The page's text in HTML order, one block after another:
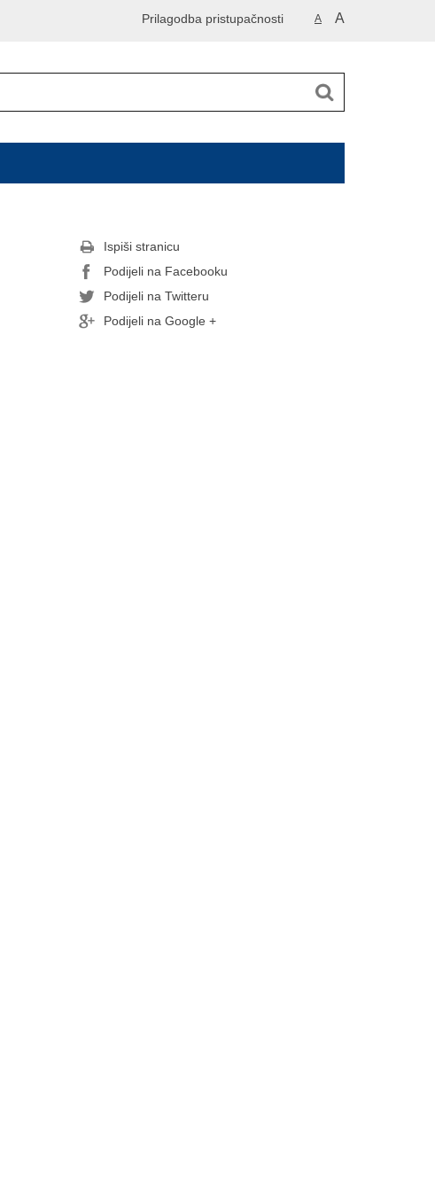
A A
Prilagodba pristupačnosti
Ispiši stranicu
Podijeli na Facebooku
Podijeli na Twitteru
Podijeli na Google +